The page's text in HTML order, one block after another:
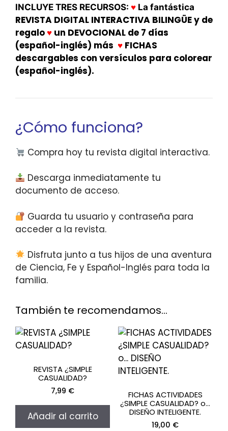
INCLUYE TRES RECURSOS: ♥ La fantástica
REVISTA DIGITAL INTERACTIVA BILINGÜE y de
regalo ♥ un DEVOCIONAL de 7 días
(español-inglés) más ♥ FICHAS
descargables con versículos para colorear
(español-inglés).
¿Cómo funciona?
Compra hoy tu revista digital interactiva.
Descarga inmediatamente tu
documento de acceso.
Guarda tu usuario y contraseña para
acceder a la revista.
Disfruta junto a tus hijos de una aventura
de Ciencia, Fe y Español-Inglés para toda la
familia.
También te recomendamos…
REVISTA ¿SIMPLE
CASUALIDAD?
7,99 €
Añadir al carrito
FICHAS ACTIVIDADES
¿SIMPLE CASUALIDAD? o…
DISEÑO INTELIGENTE.
19,00 €